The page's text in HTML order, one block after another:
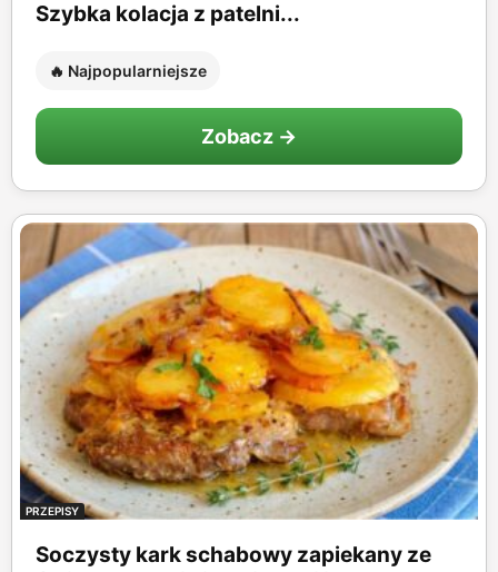
Szybka kolacja z patelni...
🔥 Najpopularniejsze
Zobacz →
PRZEPISY
Soczysty kark schabowy zapiekany ze